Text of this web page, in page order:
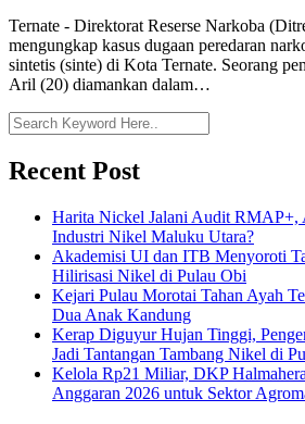
Ternate - Direktorat Reserse Narkoba
mengungkap kasus dugaan peredaran
sintetis (sinte) di Kota Ternate. Seorang
Aril (20) diamankan dalam…
Recent Post
Harita Nickel Jalani Audit RMAP+,
Industri Nikel Maluku Utara?
Akademisi UI dan ITB Menyoroti
Hilirisasi Nikel di Pulau Obi
Kejari Pulau Morotai Tahan Ayah
Dua Anak Kandung
Kerap Diguyur Hujan Tinggi,
Jadi Tantangan Tambang Nikel di
Kelola Rp21 Miliar, DKP
Anggaran 2026 untuk Sektor